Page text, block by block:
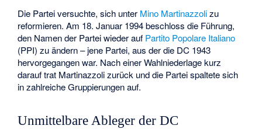
Die Partei versuchte, sich unter Mino Martinazzolizu
reformieren. Am 18. Januar 1994 beschloss die Führung,
den Namen der Partei wieder auf Partito Popolare Italiano
(PPI) zu ändern – jene Partei, aus der die DC 1943
hervorgegangen war. Nach einer Wahlniederlage kurz
darauf trat Martinazzoli zurück und die Partei spaltete sich
in zahlreiche Gruppierungen auf.
Unmittelbare Ableger der DC